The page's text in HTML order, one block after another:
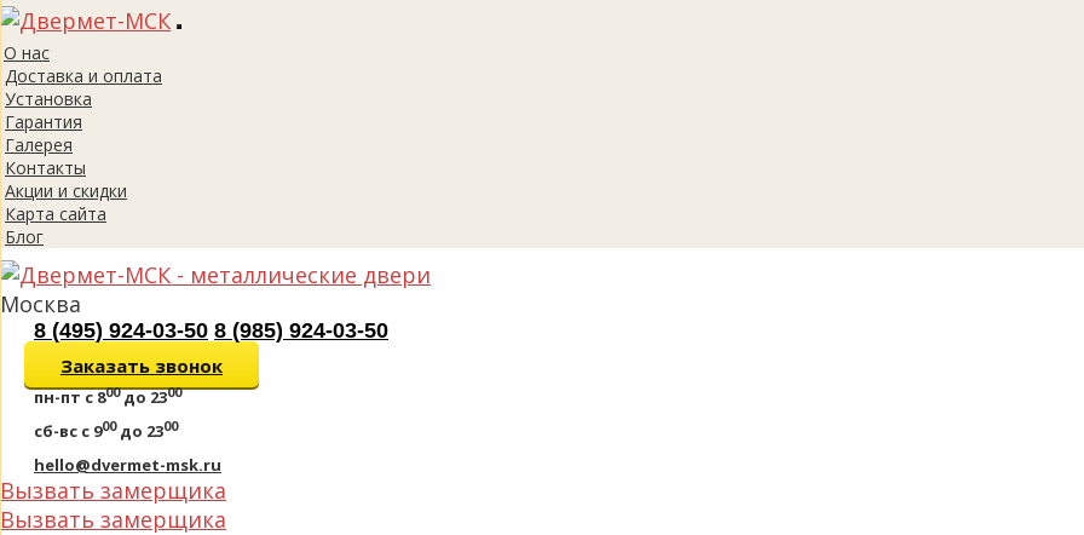
Toggle
О нас
Доставка и оплата
Установка
Гарантия
Галерея
Контакты
Акции и скидки
Карта сайта
Блог
Москва
8 (495) 924-03-50 8 (985) 924-03-50
Заказать звонок
пн-пт с 800до 2300
сб-вс с 900до 2300
hello@dvermet-msk.ru
Вызвать замерщика
Вызвать замерщика